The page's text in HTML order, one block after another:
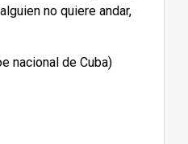
no quiere andar,
nacional de Cuba)